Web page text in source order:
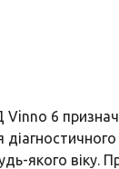
Vinno 6
якого віку.